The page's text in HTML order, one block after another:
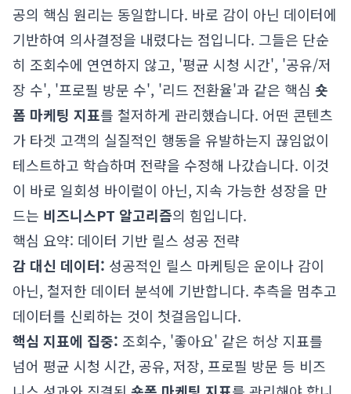
공의 핵심 원리는 동일합니다. 바로 감이 아닌 데이터에
기반하여 의사결정을 내렸다는 점입니다. 그들은 단순
히 조회수에 연연하지 않고, '평균 시청 시간', '공유/저
장 수', '프로필 방문 수', '리드 전환율'과 같은 핵심 숏
폼 마케팅 지표를 철저하게 관리했습니다. 어떤 콘텐츠
가 타겟 고객의 실질적인 행동을 유발하는지 끊임없이
테스트하고 학습하며 전략을 수정해 나갔습니다. 이것
이 바로 일회성 바이럴이 아닌, 지속 가능한 성장을 만
드는 비즈니스PT 알고리즘의 힘입니다.
핵심 요약: 데이터 기반 릴스 성공 전략
감 대신 데이터: 성공적인 릴스 마케팅은 운이나 감이
아닌, 철저한 데이터 분석에 기반합니다. 추측을 멈추고
데이터를 신뢰하는 것이 첫걸음입니다.
핵심 지표에 집중: 조회수, '좋아요' 같은 허상 지표를
넘어 평균 시청 시간, 공유, 저장, 프로필 방문 등 비즈